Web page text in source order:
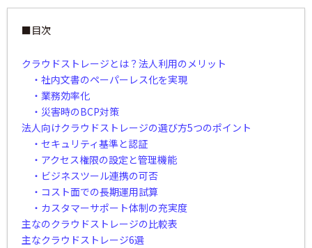
■目次
クラウドストレージとは？法人利用のメリット
・社内文書のペーパーレス化を実現
・業務効率化
・災害時のBCP対策
法人向けクラウドストレージの選び方5つのポイント
・セキュリティ基準と認証
・アクセス権限の設定と管理機能
・ビジネスツール連携の可否
・コスト面での長期運用試算
・カスタマーサポート体制の充実度
主なのクラウドストレージの比較表
主なクラウドストレージ6選